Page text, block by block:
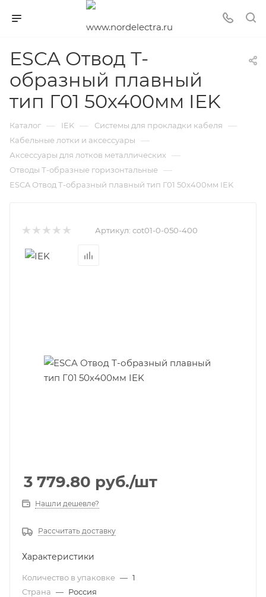
ESCA Отвод Т-
образный плавный
тип Г01 50х400мм IEK
Каталог — IEK — Системы для прокладки кабеля —
Кабельные лотки и аксессуары —
Аксессуары для лотков металлических —
Отводы Т-образные горизонтальные —
ESCA Отвод Т-образный плавный тип Г01 50х400мм IEK
Артикул: cot01-0-050-400
3 779.80 руб./шт
Нашли дешевле?
Рассчитать доставку
Характеристики
Количество в упаковке — 1
Страна — Россия